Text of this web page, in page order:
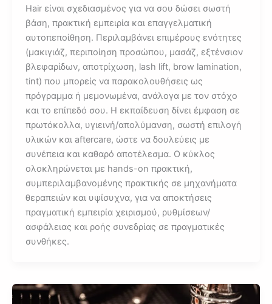
Hair είναι σχεδιασμένος για να σου δώσει σωστή
βάση, πρακτική εμπειρία και επαγγελματική
αυτοπεποίθηση. Περιλαμβάνει επιμέρους ενότητες
(μακιγιάζ, περιποίηση προσώπου, μασάζ, εξτένσιον
βλεφαρίδων, αποτρίχωση, lash lift, brow lamination,
tint) που μπορείς να παρακολουθήσεις ως
πρόγραμμα ή μεμονωμένα, ανάλογα με τον στόχο
και το επίπεδό σου. Η εκπαίδευση δίνει έμφαση σε
πρωτόκολλα, υγιεινή/απολύμανση, σωστή επιλογή
υλικών και aftercare, ώστε να δουλεύεις με
συνέπεια και καθαρό αποτέλεσμα. Ο κύκλος
ολοκληρώνεται με hands-on πρακτική,
συμπεριλαμβανομένης πρακτικής σε μηχανήματα
θεραπειών και υψίσυχνα, για να αποκτήσεις
πραγματική εμπειρία χειρισμού, ρυθμίσεων/
ασφάλειας και ροής συνεδρίας σε πραγματικές
συνθήκες.